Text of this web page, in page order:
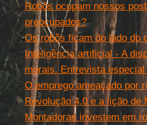
Robôs ocupam nossos
preocupados?
Os robôs ficam do lado do
Inteligência artificial - A
morais. Entrevista
O emprego ameaçado por
Revolução 4.0 e a lição de
Montadoras investem em